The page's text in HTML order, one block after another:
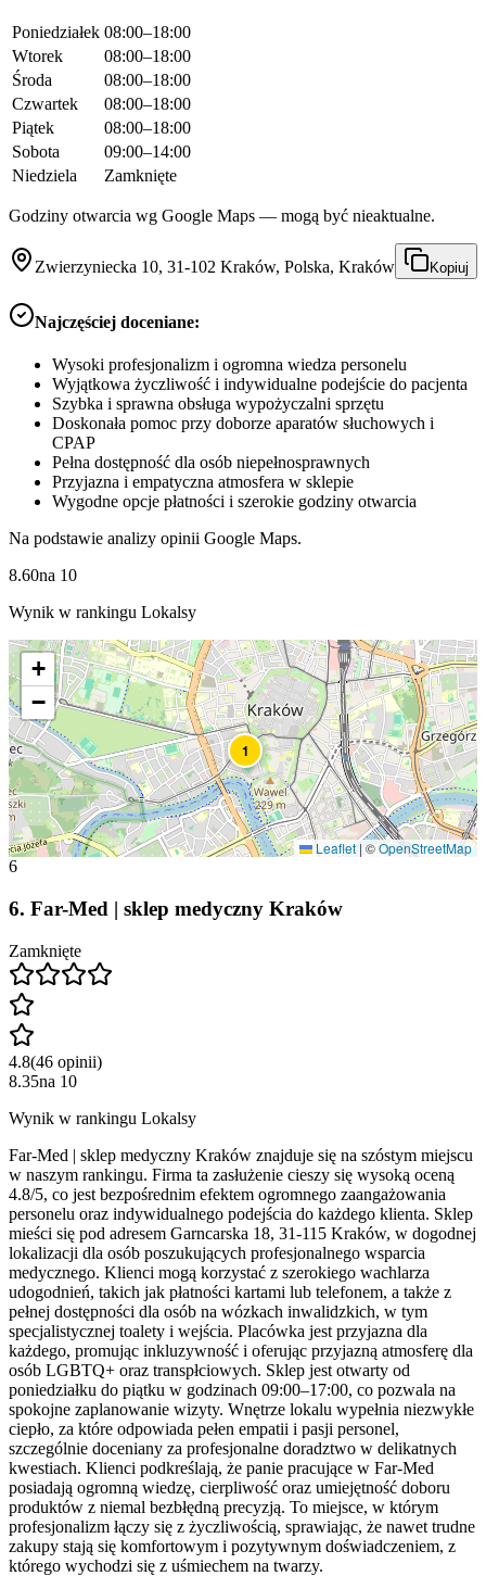
Poniedziałek 08:00–18:00
Wtorek
08:00–18:00
Środa
08:00–18:00
Czwartek
08:00–18:00
Piątek
08:00–18:00
Sobota
09:00–14:00
Niedziela
Zamknięte
Godziny otwarcia wg Google Maps — mogą być nieaktualne.
Zwierzyniecka 10, 31-102 Kraków, Polska, Kraków Kopiuj
Najczęściej doceniane:
Wysoki profesjonalizm i ogromna wiedza personelu
Wyjątkowa życzliwość i indywidualne podejście do pacjenta
Szybka i sprawna obsługa wypożyczalni sprzętu
Doskonała pomoc przy doborze aparatów słuchowych i
CPAP
Pełna dostępność dla osób niepełnosprawnych
Przyjazna i empatyczna atmosfera w sklepie
Wygodne opcje płatności i szerokie godziny otwarcia
Na podstawie analizy opinii Google Maps.
8.60na 10
Wynik w rankingu Lokalsy
1
+
−
Leaflet | ©OpenStreetMap
6
6. Far-Med | sklep medyczny Kraków
Zamknięte
4.8(46 opinii)
8.35na 10
Wynik w rankingu Lokalsy
Far-Med | sklep medyczny Kraków znajduje się na szóstym miejscu
w naszym rankingu. Firma ta zasłużenie cieszy się wysoką oceną
4.8/5, co jest bezpośrednim efektem ogromnego zaangażowania
personelu oraz indywidualnego podejścia do każdego klienta. Sklep
mieści się pod adresem Garncarska 18, 31-115 Kraków, w dogodnej
lokalizacji dla osób poszukujących profesjonalnego wsparcia
medycznego. Klienci mogą korzystać z szerokiego wachlarza
udogodnień, takich jak płatności kartami lub telefonem, a także z
pełnej dostępności dla osób na wózkach inwalidzkich, w tym
specjalistycznej toalety i wejścia. Placówka jest przyjazna dla
każdego, promując inkluzywność i oferując przyjazną atmosferę dla
osób LGBTQ+ oraz transpłciowych. Sklep jest otwarty od
poniedziałku do piątku w godzinach 09:00–17:00, co pozwala na
spokojne zaplanowanie wizyty. Wnętrze lokalu wypełnia niezwykłe
ciepło, za które odpowiada pełen empatii i pasji personel,
szczególnie doceniany za profesjonalne doradztwo w delikatnych
kwestiach. Klienci podkreślają, że panie pracujące w Far-Med
posiadają ogromną wiedzę, cierpliwość oraz umiejętność doboru
produktów z niemal bezbłędną precyzją. To miejsce, w którym
profesjonalizm łączy się z życzliwością, sprawiając, że nawet trudne
zakupy stają się komfortowym i pozytywnym doświadczeniem, z
którego wychodzi się z uśmiechem na twarzy.